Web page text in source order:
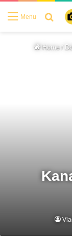
Menu
Home /